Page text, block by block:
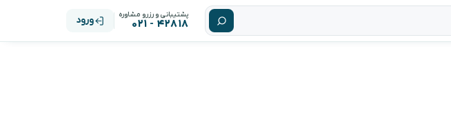
پشتیبانی و رزرو مشاوره
۴۲۸۱۸ - ۰۲۱ ورود